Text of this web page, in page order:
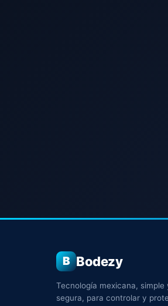
B Bodezy
Tecnología mexicana, simple
segura, para controlar y